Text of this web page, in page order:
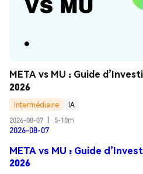
META vs MU : Guide
2026
Intermédiaire
IA
2026-08-07
5-10m
2026-08-07
META vs MU : Guide
2026